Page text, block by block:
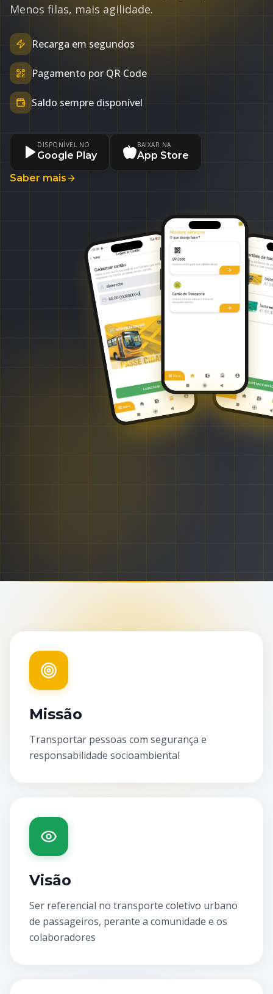
Menos filas, mais agilidade.
Recarga em segundos
Pagamento por QR Code
Saldo sempre disponível
DISPONÍVEL NO
Google Play
BAIXAR NA
App Store
Saber mais
Missão
Transportar pessoas com segurança e
responsabilidade socioambiental
Visão
Ser referencial no transporte coletivo urbano
de passageiros, perante a comunidade e os
colaboradores